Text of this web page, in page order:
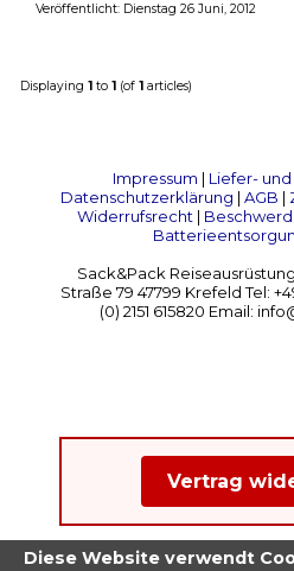
Veröffentlicht: Dienstag 26 Juni, 2012
Displaying 1 to 1 (of 1 articles)
Impressum | Liefer-
Datenschutzerklärung | AGB |
Widerrufsrecht|
Sack&Pack
Straße 79 47799 Krefeld Tel:
(0) 2151 615820 Email:
Vertrag
Diese Website verwendt